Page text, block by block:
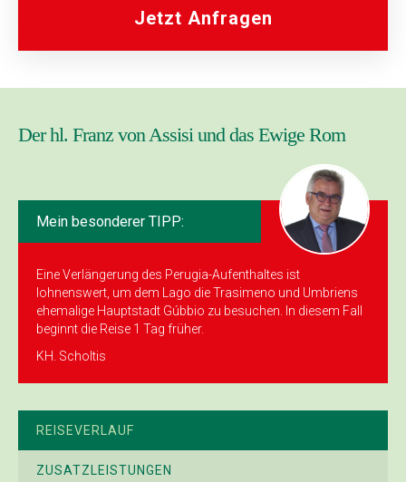
Jetzt Anfragen
Der hl. Franz von Assisi und das Ewige Rom
Mein besonderer TIPP:
Eine Verlängerung des Perugia-Aufenthaltes ist
lohnenswert, um dem Lago die Trasimeno und Umbriens
ehemalige Hauptstadt Gúbbio zu besuchen. In diesem Fall
beginnt die Reise 1 Tag früher.
KH. Scholtis
REISEVERLAUF
ZUSATZLEISTUNGEN